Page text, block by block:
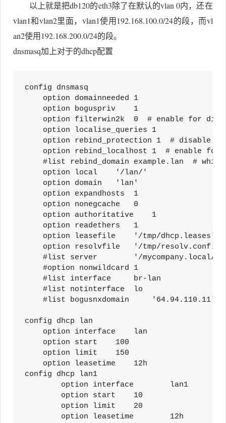
以上就是把db120的eth3除了在默认的vlan 0内，还在
vlan1和vlan2里面，vlan1使用192.168.100.0/24的段，而vl
an2使用192.168.200.0/24的段。
dnsmasq加上对于的dhcp配置
config dnsmasq
option domainneeded 1
option boguspriv    1
option filterwin2k  0  # enable for dial
option localise_queries 1
option rebind_protection 1  # disable if
option rebind_localhost 1  # enable for
#list rebind_domain example.lan  #
option local    '/lan/'
option domain   'lan'
option expandhosts  1
option nonegcache   0
option authoritative    1
option readethers   1
option leasefile    '/tmp/dhcp.leases'
option resolvfile   '/tmp/
#list server        '/mycompany.local/
#option nonwildcard 1
#list interface     br-lan
#list notinterface  lo
#list bogusnxdomain     '64.94.110.11'
config dhcp lan
option interface    lan
option start    100
option limit    150
option leasetime    12h
config dhcp lan1
option interface        lan1
option start    10
option limit    20
option leasetime        12h